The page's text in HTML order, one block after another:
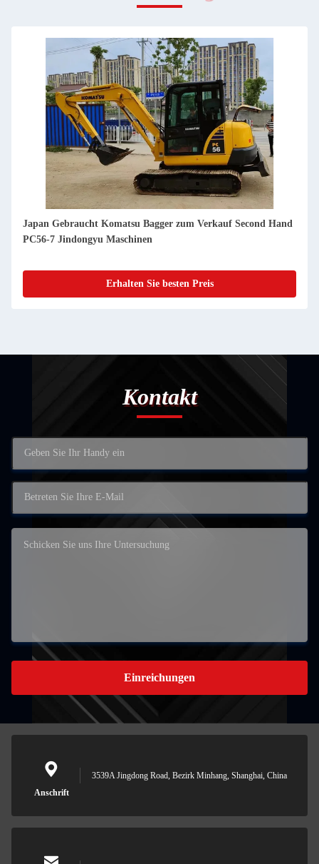
Japan Gebraucht Komatsu Bagger zum Verkauf Second Hand
PC2000-8 Jindongyu Maschinen
Erhalten Sie besten Preis
Kontakt
Einreichungen
Anschrift
3539A Jingdong Road, Bezirk Minhang, Shanghai, China